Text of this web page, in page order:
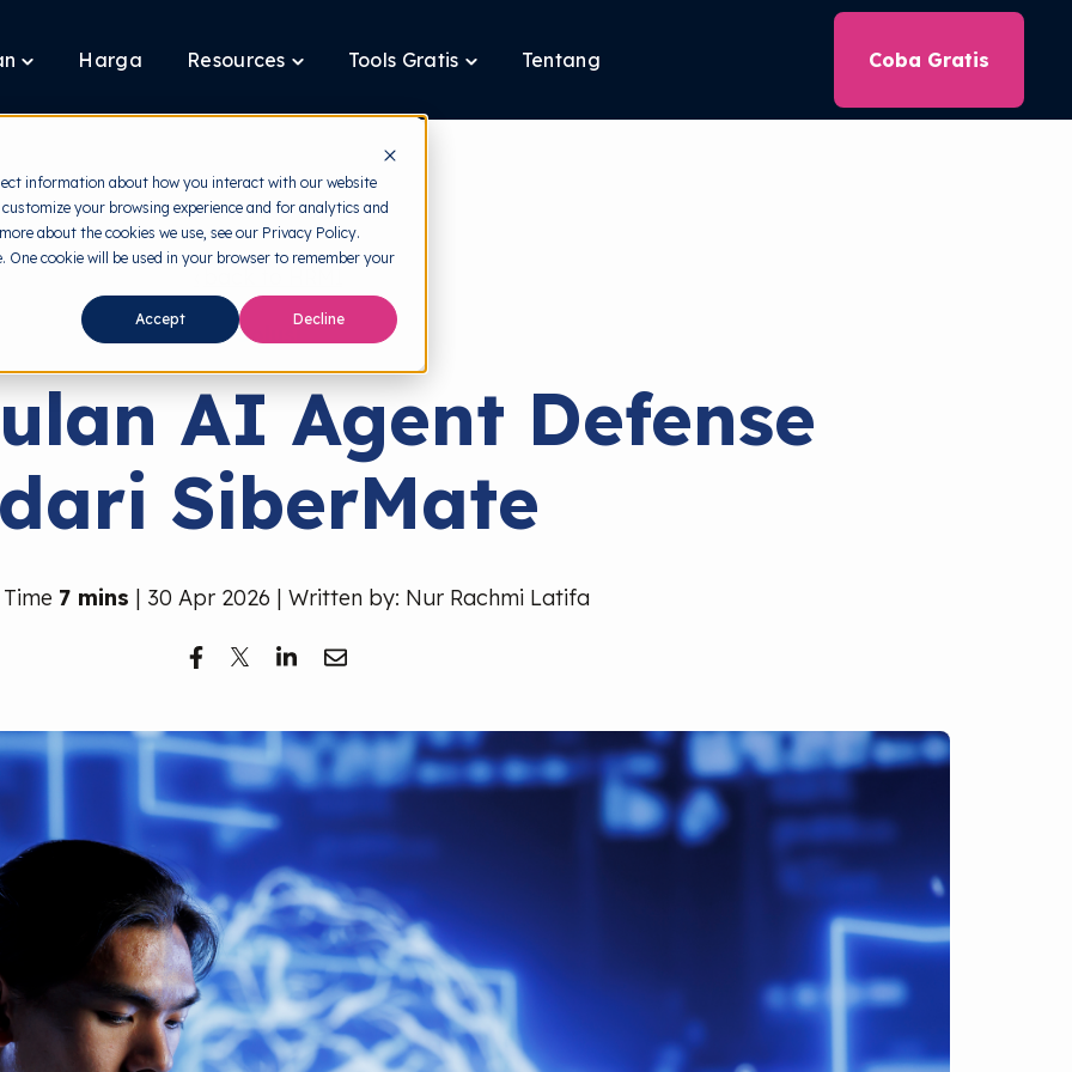
information about how you interact with our website
your browsing experience and for analytics and
about the cookies we use, see our Privacy Policy.
cookie will be used in your browser to remember your
Accept Decline
Toggle
Layanan
Harga Resources
Toggle
Resources
Tools Gratis
Toggle
Tools
Tentang Coba Gratis
Solusi
AI Agent Defense
SiberMate
7 mins | 30 Apr 2026 | Written by: Nur Rachmi Latifa